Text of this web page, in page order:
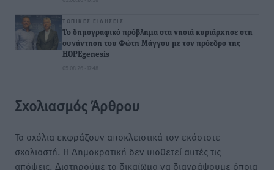
ΤΟΠΙΚΈΣ ΕΙΔΉΣΕΙΣ
To δημογραφικό πρόβλημα στα νησιά κυριάρχησε στη
συνάντηση του Φώτη Μάγγου με τον πρόεδρο της
HOPEgenesis
05.08.26 · 17:48
Σχολιασμός Άρθρου
Τα σχόλια εκφράζουν αποκλειστικά τον εκάστοτε
σχολιαστή. Η Δημοκρατική δεν υιοθετεί αυτές τις
απόψεις. Διατηρούμε το δικαίωμα να διαγράψουμε όποια